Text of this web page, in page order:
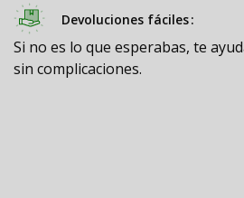
Devoluciones fáciles
Si no es lo que esperabas, te
sin complicaciones.